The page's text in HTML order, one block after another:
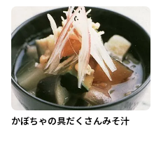
かぼちゃの具だくさんみそ汁